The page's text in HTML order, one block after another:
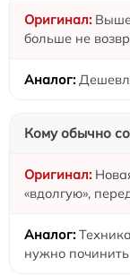
больше не
Кому обычно
«вдолгую»,
нужно